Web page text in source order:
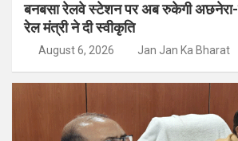
बनबसा रेलवे स्टेशन पर अब रुकेगी
रेल मंत्री ने दी स्वीकृति
August 6, 2026 Jan Jan Ka Bharat